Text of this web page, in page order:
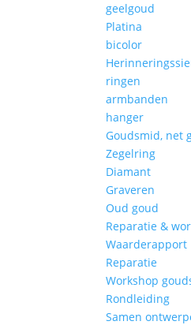
geelgoud
Platina
bicolor
ringen
armbanden
hanger
Goudsmid, net
Zegelring
Diamant
Graveren
Oud goud
Reparatie &
Waarderapport
Reparatie
Workshop
Rondleiding
Samen